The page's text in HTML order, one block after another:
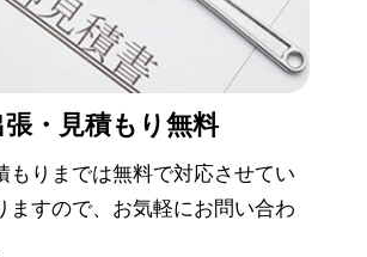
張・見積もり 無料
もりまでは無料で対応させてい
ますので、お気軽にお問い合わ